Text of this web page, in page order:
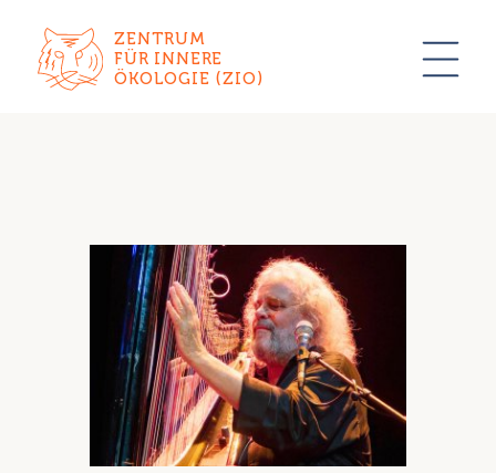
ZENTRUM
FÜR INNERE
ÖKOLOGIE (ZIO)